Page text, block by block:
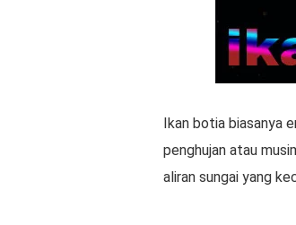
Ikan botia biasanya
penghujan atau
aliran sungai yang